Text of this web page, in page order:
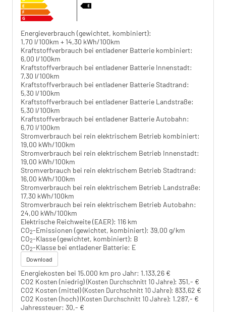
Energieverbrauch (gewichtet, kombiniert):
1,70 l/100km + 14,30 kWh/100km
Kraftstoffverbrauch bei entladener Batterie kombiniert:
6,00 l/100km
Kraftstoffverbrauch bei entladener Batterie Innenstadt:
7,30 l/100km
Kraftstoffverbrauch bei entladener Batterie Stadtrand:
5,30 l/100km
Kraftstoffverbrauch bei entladener Batterie Landstraße:
5,30 l/100km
Kraftstoffverbrauch bei entladener Batterie Autobahn:
6,70 l/100km
Stromverbrauch bei rein elektrischem Betrieb kombiniert:
19,00 kWh/100km
Stromverbrauch bei rein elektrischem Betrieb Innenstadt:
19,00 kWh/100km
Stromverbrauch bei rein elektrischem Betrieb Stadtrand:
16,00 kWh/100km
Stromverbrauch bei rein elektrischem Betrieb Landstraße:
17,30 kWh/100km
Stromverbrauch bei rein elektrischem Betrieb Autobahn:
24,00 kWh/100km
Elektrische Reichweite (EAER): 116 km
CO2-Emissionen (gewichtet, kombiniert): 39,00 g/km
CO2-Klasse (gewichtet, kombiniert): B
CO2-Klasse bei entladener Batterie: E
Download
Energiekosten bei 15.000 km pro Jahr: 1.133,26 €
CO2 Kosten (niedrig)(Kosten Durchschnitt 10 Jahre): 351,- €
CO2 Kosten (mittel)(Kosten Durchschnitt 10 Jahre): 833,62 €
CO2 Kosten (hoch)(Kosten Durchschnitt 10 Jahre): 1.287,- €
Jahressteuer: 30,- €